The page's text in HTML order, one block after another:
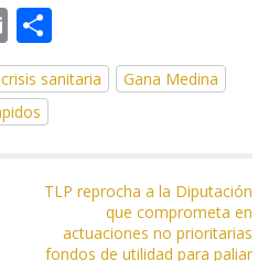
E
m
ai
l
o
m
ti
r
crisis sanitaria
Gana Medina
TLP reprocha a la Diputación
que comprometa en
actuaciones no prioritarias
fondos de utilidad para paliar